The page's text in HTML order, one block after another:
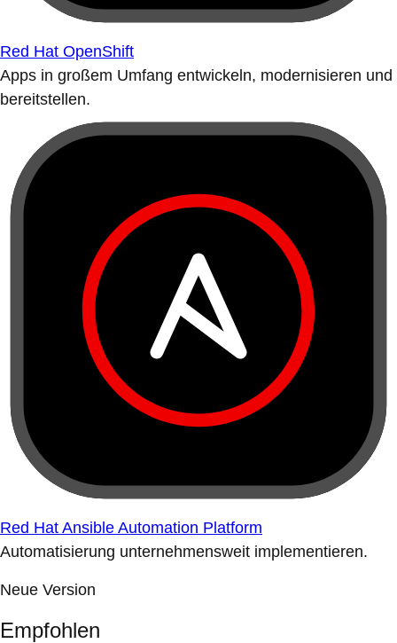
Red Hat OpenShift
Apps in großem Umfang entwickeln, modernisieren und
bereitstellen.
Red Hat Ansible Automation Platform
Automatisierung unternehmensweit implementieren.
Neue Version
Empfohlen